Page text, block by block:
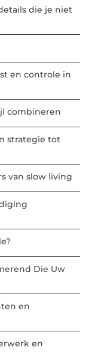
die je niet
en controle in
combineren
strategie tot
van slow living
Die Uw
en
en